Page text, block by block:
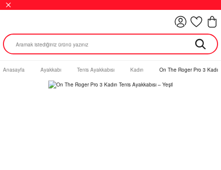
Anasayfa Ayakkabı Tenis Ayakkabısı Kadın On The Roger Pro 3